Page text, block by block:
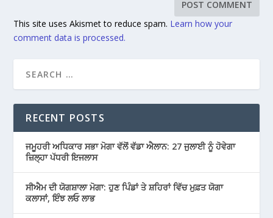
This site uses Akismet to reduce spam. Learn how your
comment data is processed.
RECENT POSTS
ਜਮੂਹਰੀ ਅਧਿਕਾਰ ਸਭਾ ਮੋਗਾ ਵੱਲੋਂ ਵੱਡਾ ਐਲਾਨ: 27 ਜੁਲਾਈ ਨੂੰ ਹੋਵੇਗਾ
ਜ਼ਿਲ੍ਹਾ ਪੱਧਰੀ ਇਜਲਾਸ
ਸੀਐਮ ਦੀ ਯੋਗਸ਼ਾਲਾ ਮੋਗਾ: ਹੁਣ ਪਿੰਡਾਂ ਤੇ ਸ਼ਹਿਰਾਂ ਵਿੱਚ ਮੁਫ਼ਤ ਯੋਗਾ
ਕਲਾਸਾਂ, ਇੰਝ ਲਓ ਲਾਭ